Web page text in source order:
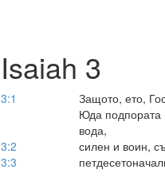
Isaiah 3
3:1
Защото, ето,
Юда подпората
вода,
3:2
силен и воин,
3:3